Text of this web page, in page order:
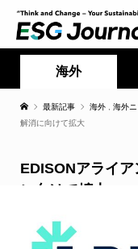
海外
最新記事 海外 海外ニ
解消に向けて拡大
EDISONアライ
に向けて拡大